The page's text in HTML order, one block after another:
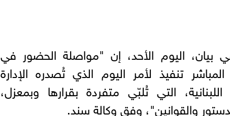
بيان، اليوم الأحد، إن "مواصلة الحضور في
تنفيذ لأمر اليوم الذي تُصدره الإدارة
التي تُلبّي متفردة بقرارها وبمعزل،
والقوانين"، وفق وكالة سند.